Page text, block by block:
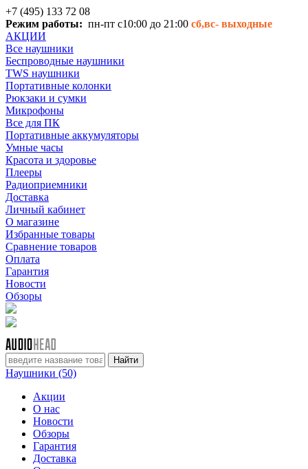
+7 (495) 133 72 08
Режим работы: пн-пт с10:00 до 21:00 сб,вс- выходные
АКЦИИ
Все наушники
Беспроводные наушники
TWS наушники
Портативные колонки
Рюкзаки и сумки
Микрофоны
Все для ПК
Портативные аккумуляторы
Умные часы
Красота и здоровье
Плееры
Радиоприемники
Доставка
Личный кабинет
О магазине
Избранные товары
Сравнение товаров
Оплата
Гарантия
Новости
Обзоры
Наушники (50)
Акции
О нас
Новости
Обзоры
Гарантия
Доставка